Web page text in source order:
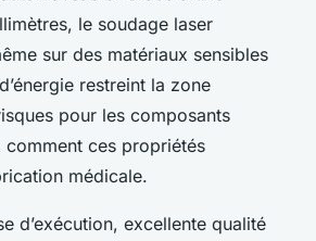
le soudage laser
sur des matériaux sensibles
restreint la zone
pour les composants
ces propriétés
médicale.
d’exécution, excellente qualité